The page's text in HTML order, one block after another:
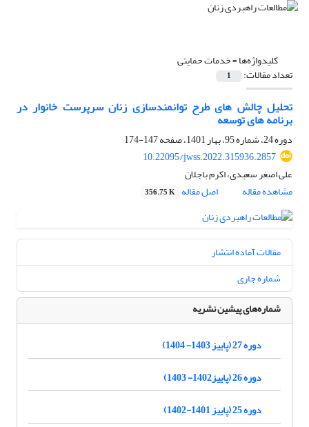
کلیدواژه‌ها =خدمات حمایتی
تعداد مقالات: 1
تحلیل چالش های طرح توانمندسازی زنان سرپرست خانوار در
برنامه های توسعه
دوره 24، شماره 95، بهار 1401، صفحه
147-174
10.22095/jwss.2022.315936.2857
علی اصغر سعیدی، اکرم باجلان
مشاهده مقاله
اصل مقاله 356.75 K
مقالات آماده انتشار
شماره جاری
شماره‌های پیشین نشریه
دوره 27 (پاییز 1403- 1404)
دوره 26 (پاییز1402- 1403)
دوره 25 (پاییز 1401-1402)